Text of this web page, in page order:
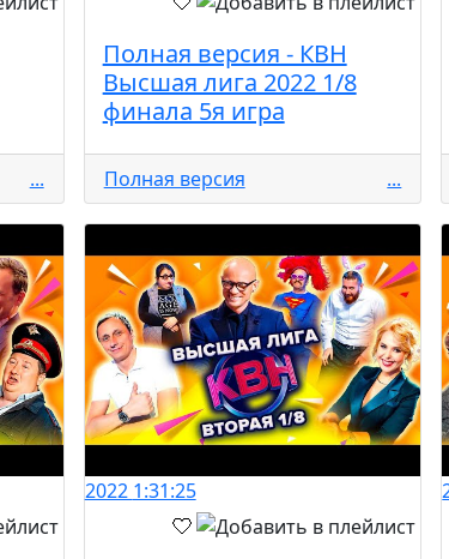
...
Полная версия - КВН
Высшая лига 2022 1/8
финала 5я игра
Полная версия ...
2022 1:31:25